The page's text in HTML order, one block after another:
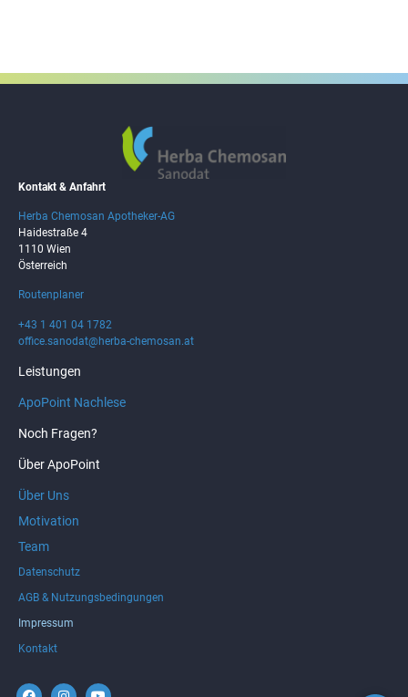
Kontakt & Anfahrt
Herba Chemosan Apotheker-AG
Haidestraße 4
1110 Wien
Österreich
Routenplaner
+43 1 401 04 1782
office.sanodat@herba-chemosan.at
Leistungen
ApoPoint Nachlese
Noch Fragen?
Über ApoPoint
Über Uns
Motivation
Team
Datenschutz
AGB & Nutzungsbedingungen
Impressum
Kontakt